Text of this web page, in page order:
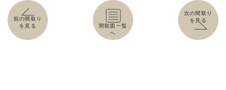
前の間取り
を見る
間取図一覧
へ
次の間取り
を見る